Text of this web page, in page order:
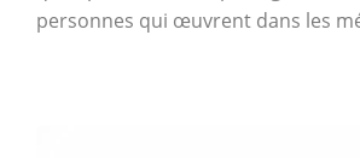
personnes qui œuvrent dans les